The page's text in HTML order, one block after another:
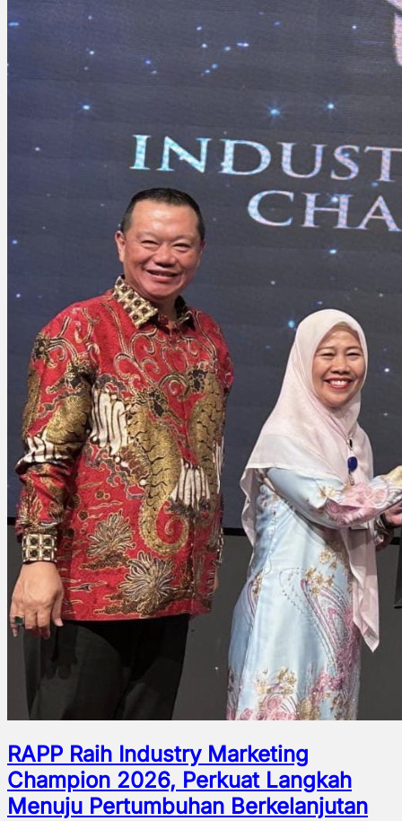
RAPP Raih Industry Marketing
Champion 2026, Perkuat Langkah
Menuju Pertumbuhan Berkelanjutan